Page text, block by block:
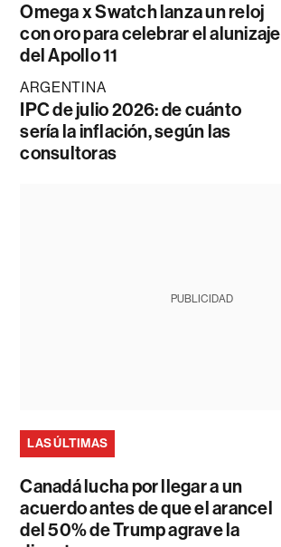
Omega x Swatch lanza un reloj
con oro para celebrar el alunizaje
del Apollo 11
ARGENTINA
IPC de julio 2026: de cuánto
sería la inflación, según las
consultoras
PUBLICIDAD
LAS ÚLTIMAS
Canadá lucha por llegar a un
acuerdo antes de que el arancel
del 50% de Trump agrave la